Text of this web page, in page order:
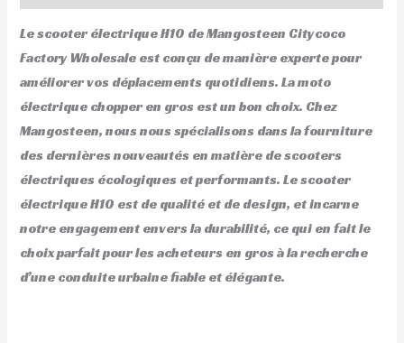
Le scooter électrique H10 de Mangosteen Citycoco
Factory Wholesale est conçu de manière experte pour
améliorer vos déplacements quotidiens. La moto
électrique chopper en gros est un bon choix. Chez
Mangosteen, nous nous spécialisons dans la fourniture
des dernières nouveautés en matière de scooters
électriques écologiques et performants. Le scooter
électrique H10 est de qualité et de design, et incarne
notre engagement envers la durabilité, ce qui en fait le
choix parfait pour les acheteurs en gros à la recherche
d’une conduite urbaine fiable et élégante.